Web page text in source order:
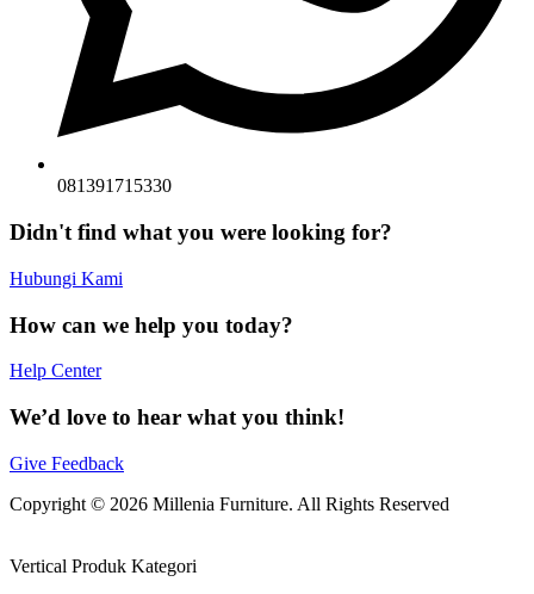
081391715330
Didn't find what you were looking for?
Hubungi Kami
How can we help you today?
Help Center
We’d love to hear what you think!
Give Feedback
Copyright © 2026 Millenia Furniture. All Rights Reserved
Vertical Produk Kategori